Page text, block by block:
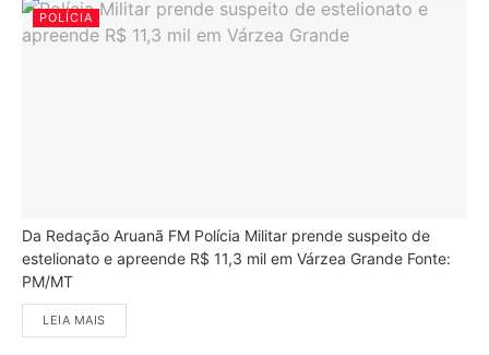
POLÍCIA
Da Redação Aruanã FM Polícia Militar prende suspeito de
estelionato e apreende R$ 11,3 mil em Várzea Grande Fonte:
PM/MT
LEIA MAIS